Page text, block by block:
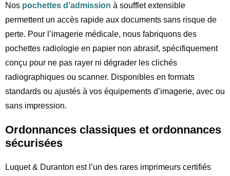
Nos pochettes d’admission à soufflet extensible
permettent un accès rapide aux documents sans risque de
perte. Pour l’imagerie médicale, nous fabriquons des
pochettes radiologie en papier non abrasif, spécifiquement
conçu pour ne pas rayer ni dégrader les clichés
radiographiques ou scanner. Disponibles en formats
standards ou ajustés à vos équipements d’imagerie, avec ou
sans impression.
Ordonnances classiques et ordonnances
sécurisées
Luquet & Duranton est l’un des rares imprimeurs certifiés